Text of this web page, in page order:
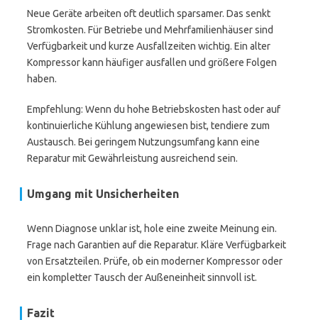
Neue Geräte arbeiten oft deutlich sparsamer. Das senkt
Stromkosten. Für Betriebe und Mehrfamilienhäuser sind
Verfügbarkeit und kurze Ausfallzeiten wichtig. Ein alter
Kompressor kann häufiger ausfallen und größere Folgen
haben.
Empfehlung: Wenn du hohe Betriebskosten hast oder auf
kontinuierliche Kühlung angewiesen bist, tendiere zum
Austausch. Bei geringem Nutzungsumfang kann eine
Reparatur mit Gewährleistung ausreichend sein.
Umgang mit Unsicherheiten
Wenn Diagnose unklar ist, hole eine zweite Meinung ein.
Frage nach Garantien auf die Reparatur. Kläre Verfügbarkeit
von Ersatzteilen. Prüfe, ob ein moderner Kompressor oder
ein kompletter Tausch der Außeneinheit sinnvoll ist.
Fazit